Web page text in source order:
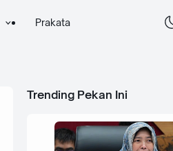
Prakata
Trending Pekan Ini